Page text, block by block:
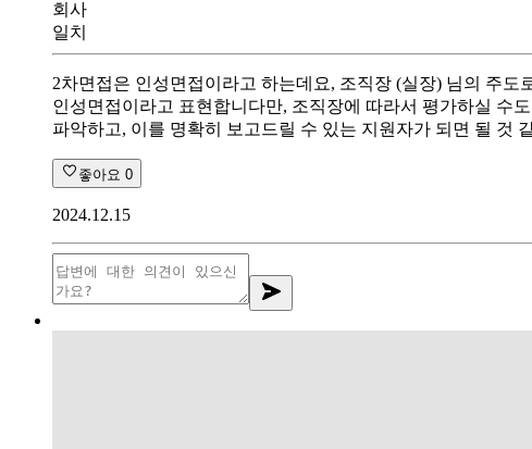
회사
일치
2차면접은 인성면접이라고 하는데요, 조직장 (실장) 님의 주
인성면접이라고 표현합니다만, 조직장에 따라서 평가하실 수
파악하고, 이를 명확히 보고드릴 수 있는 지원자가 되면 될 것
좋아요 0
2024.12.15